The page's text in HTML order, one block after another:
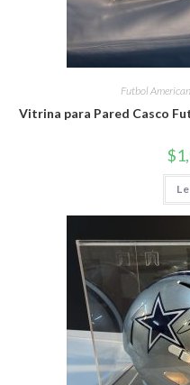
Futbol
Vitrina para Pared Casco
$